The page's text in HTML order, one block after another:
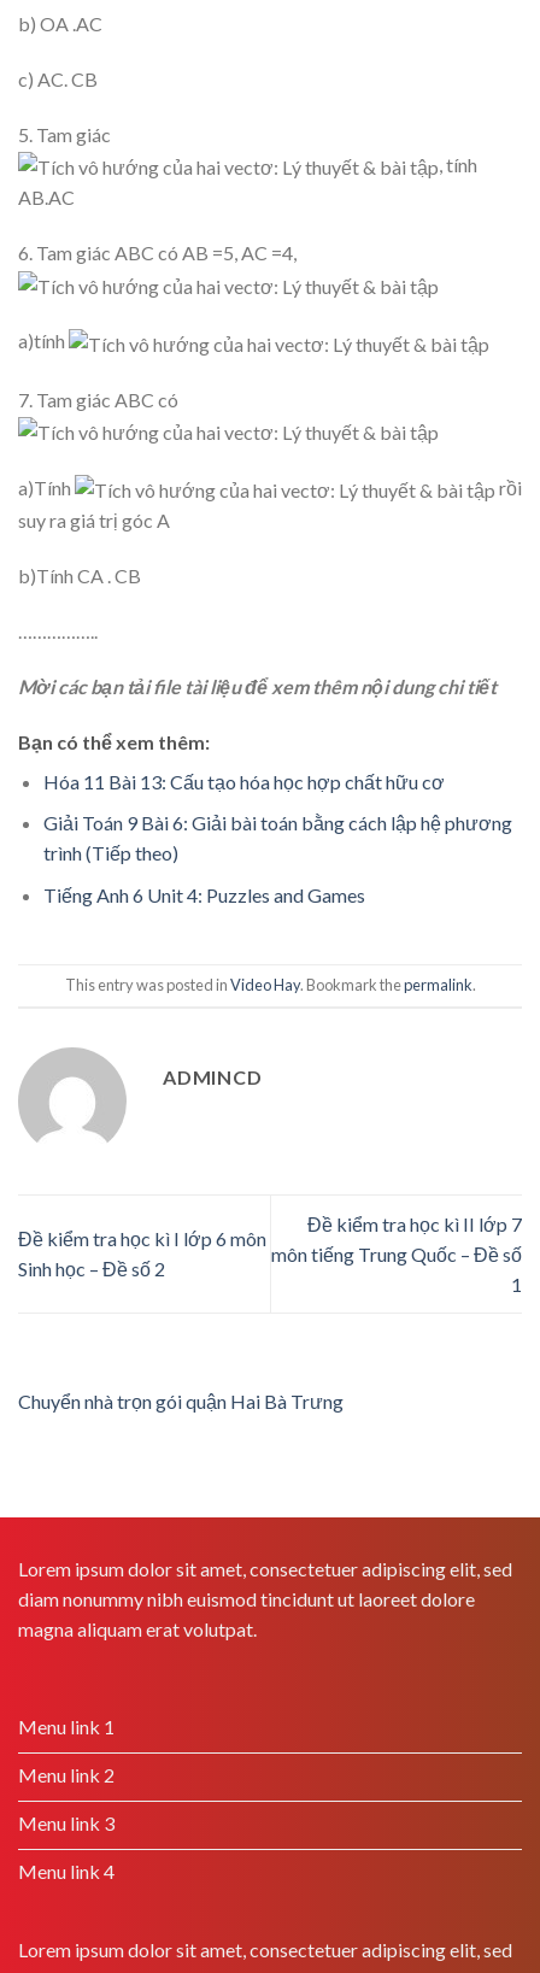
b) OA .AC
c) AC. CB
5. Tam giác
, tính
AB.AC
6. Tam giác ABC có AB =5, AC =4,
a)tính
7. Tam giác ABC có
a)Tính
rồi
suy ra giá trị góc A
b)Tính CA . CB
……………..
Mời các bạn tải file tài liệu để xem thêm nội dung chi tiết
Bạn có thể xem thêm:
Hóa 11 Bài 13: Cấu tạo hóa học hợp chất hữu cơ
Giải Toán 9 Bài 6: Giải bài toán bằng cách lập hệ phương
trình (Tiếp theo)
Tiếng Anh 6 Unit 4: Puzzles and Games
This entry was posted inVideo Hay. Bookmark thepermalink.
ADMINCD
Đề kiểm tra học kì I lớp 6 môn
Sinh học – Đề số 2
Đề kiểm tra học kì II lớp 7
môn tiếng Trung Quốc – Đề số
1
Chuyển nhà trọn gói quận Hai Bà Trưng
Lorem ipsum dolor sit amet, consectetuer adipiscing elit, sed
diam nonummy nibh euismod tincidunt ut laoreet dolore
magna aliquam erat volutpat.
Menu link 1
Menu link 2
Menu link 3
Menu link 4
Lorem ipsum dolor sit amet, consectetuer adipiscing elit, sed